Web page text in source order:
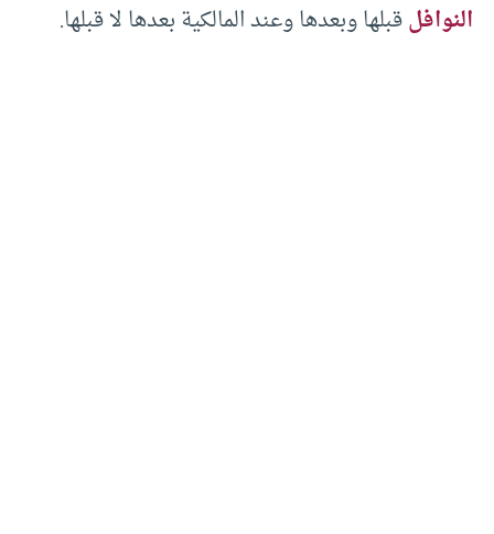
النوافلقبلها وبعدها وعند المالكية بعدها لا قبلها.